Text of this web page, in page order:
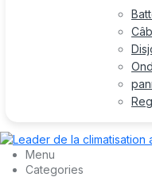
Menu
Categories